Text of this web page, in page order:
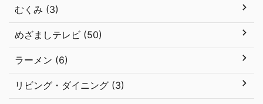
むくみ (3)
めざましテレビ (50)
ラーメン (6)
リビング・ダイニング (3)